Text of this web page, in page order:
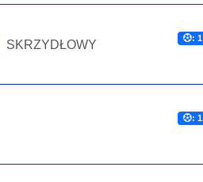
SKRZYDŁOWY : 1
: 1